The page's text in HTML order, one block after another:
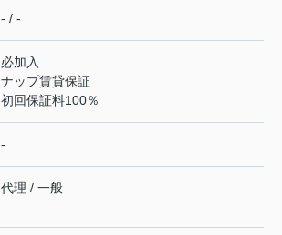
- / -
必加入
ナップ賃貸保証
初回保証料100％
-
代理 / 一般